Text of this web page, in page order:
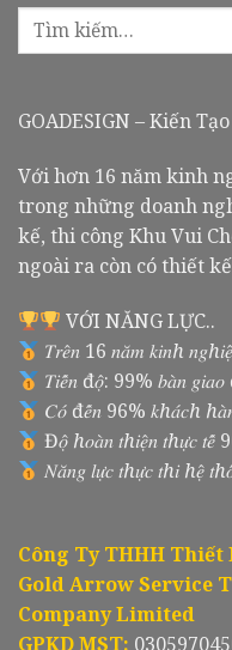
GOADESIGN – Kiến
Với hơn 16 năm kinh
trong những doanh
kế, thi công Khu Vui
ngoài ra còn có thiết
VỚI NĂNG LỰC..
𝑇𝑟𝑒̂𝑛 16 𝑛𝑎̆𝑚 𝑘𝑖𝑛ℎ
𝑇𝑖𝑒̂́𝑛 đ𝑜̣̂: 99% 𝑏𝑎̀𝑛
𝐶𝑜́ đ𝑒̂́𝑛 96% 𝑘ℎ𝑎́𝑐ℎ
Đ𝑜̣̂ ℎ𝑜𝑎̀𝑛 𝑡ℎ𝑖𝑒̣̂𝑛 𝑡ℎ𝑢̛̣𝑐
𝑁𝑎̆𝑛𝑔 𝑙𝑢̛̣𝑐 𝑡ℎ𝑢̛̣𝑐 𝑡ℎ𝑖 ℎ𝑒̣̂
Công Ty THHH Thiết
Gold Arrow Service
Company Limited
GPKD MST: